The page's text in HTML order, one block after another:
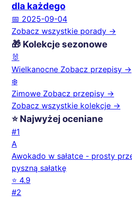
dla każdego
📅 2025-09-04
Zobacz wszystkie porady →
🎁 Kolekcje sezonowe
🐰
Wielkanocne Zobacz przepisy →
❄️
Zimowe Zobacz przepisy →
Zobacz wszystkie kolekcje →
⭐ Najwyżej oceniane
#1
A
Awokado w sałatce - prosty
pyszną sałatkę
⭐ 4.9
#2